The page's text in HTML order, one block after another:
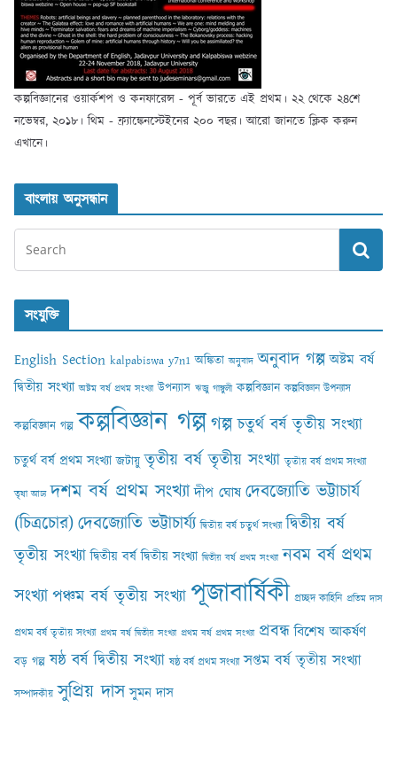
কল্পবিজ্ঞানের ওয়ার্কশপ ও কনফারেন্স - পূর্ব ভারতে এই প্রথম। ২২ থেকে ২৪শে
নভেম্বর, ২০১৮। থিম - ফ্র্যাঙ্কেনস্টেইনের ২০০ বছর। আরো জানতে ক্লিক করুন
এখানে।
বাংলায় অনুসন্ধান
সংযুক্তি
English Section kalpabiswa y7n1 অঙ্কিতা অনুবাদ অনুবাদ গল্প অষ্টম বর্ষ
দ্বিতীয় সংখ্যা অষ্টম বর্ষ প্রথম সংখ্যা উপন্যাস ঋজু গাঙ্গুলী কল্পবিজ্ঞান কল্পবিজ্ঞান উপন্যাস
কল্পবিজ্ঞান গল্প কল্পবিজ্ঞান গল্পগল্প চতুর্থ বর্ষ তৃতীয় সংখ্যা
চতুর্থ বর্ষ প্রথম সংখ্যা জটায়ু তৃতীয় বর্ষ তৃতীয় সংখ্যা তৃতীয় বর্ষ প্রথম সংখ্যা
তৃষা আঢ‍্য দশম বর্ষ প্রথম সংখ্যা দীপ ঘোষ দেবজ্যোতি ভট্টাচার্য
(চিত্রচোর)দেবজ্যোতি ভট্টাচার্য্য দ্বিতীয় বর্ষ চতুর্থ সংখ্যা দ্বিতীয় বর্ষ
তৃতীয় সংখ্যা দ্বিতীয় বর্ষ দ্বিতীয় সংখ্যা দ্বিতীয় বর্ষ প্রথম সংখ্যা নবম বর্ষ প্রথম
সংখ্যাপঞ্চম বর্ষ তৃতীয় সংখ্যা পূজাবার্ষিকী প্রচ্ছদ কাহিনি প্রতিম দাস
প্রথম বর্ষ তৃতীয় সংখ্যা প্রথম বর্ষ দ্বিতীয় সংখ্যা প্রথম বর্ষ প্রথম সংখ্যা প্রবন্ধ বিশেষ আকর্ষণ
বড় গল্প ষষ্ঠ বর্ষ দ্বিতীয় সংখ্যা ষষ্ঠ বর্ষ প্রথম সংখ্যা সপ্তম বর্ষ তৃতীয় সংখ্যা
সম্পাদকীয় সুপ্রিয় দাস সুমন দাস